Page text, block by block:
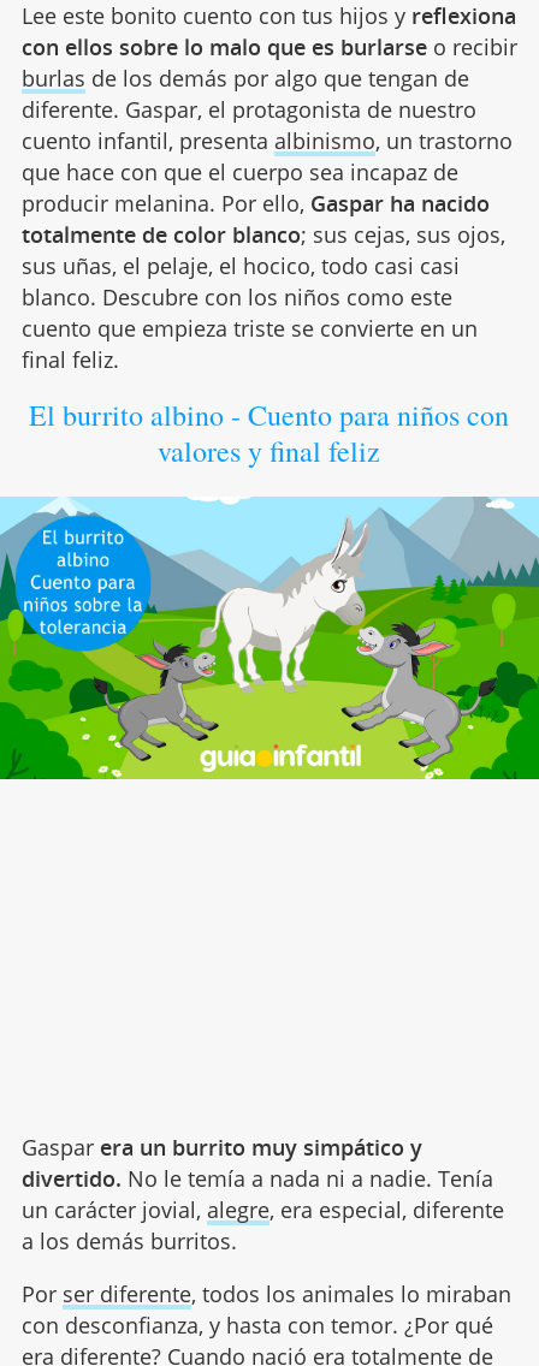
Lee este bonito cuento con tus hijos y reflexiona
con ellos sobre lo malo que es burlarseo recibir
burlas de los demás por algo que tengan de
diferente. Gaspar, el protagonista de nuestro
cuento infantil, presenta albinismo, un trastorno
que hace con que el cuerpo sea incapaz de
producir melanina. Por ello, Gaspar ha nacido
totalmente de color blanco; sus cejas, sus ojos,
sus uñas, el pelaje, el hocico, todo casi casi
blanco. Descubre con los niños como este
cuento que empieza triste se convierte en un
final feliz.
El burrito albino - Cuento para niños con
valores y final feliz
Gasparera un burrito muy simpático y
divertido. No le temía a nada ni a nadie. Tenía
un carácter jovial, alegre, era especial, diferente
a los demás burritos.
Por ser diferente, todos los animales lo miraban
con desconfianza, y hasta con temor. ¿Por qué
era diferente? Cuando nació era totalmente de